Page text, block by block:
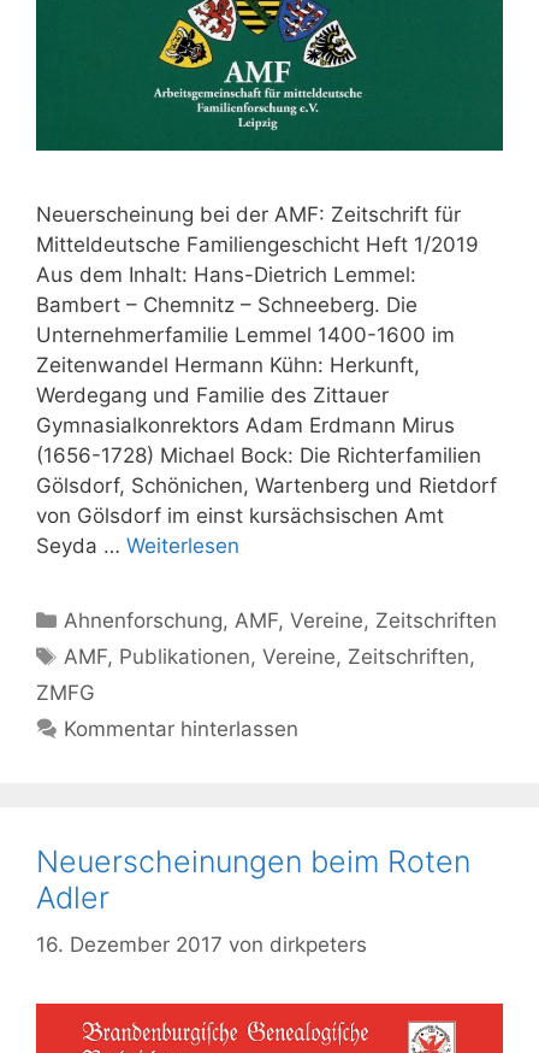
Neuerscheinung bei der AMF: Zeitschrift für
Mitteldeutsche Familiengeschicht Heft 1/2019
Aus dem Inhalt: Hans-Dietrich Lemmel:
Bambert – Chemnitz – Schneeberg. Die
Unternehmerfamilie Lemmel 1400-1600 im
Zeitenwandel Hermann Kühn: Herkunft,
Werdegang und Familie des Zittauer
Gymnasialkonrektors Adam Erdmann Mirus
(1656-1728) Michael Bock: Die Richterfamilien
Gölsdorf, Schönichen, Wartenberg und Rietdorf
von Gölsdorf im einst kursächsischen Amt
Seyda … Weiterlesen
Kategorien
Ahnenforschung,AMF,Vereine, Zeitschriften
Schlagwörter
AMF, Publikationen,Vereine, Zeitschriften,
ZMFG
Kommentar hinterlassen
Neuerscheinungen beim Roten
Adler
16. Dezember 2017 von dirkpeters